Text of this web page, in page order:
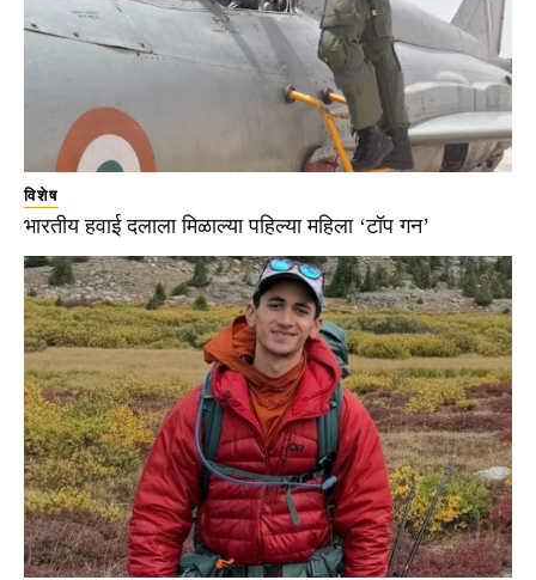
विशेष
भारतीय हवाई दलाला मिळाल्या पहिल्या महिला ‘टॉप गन’